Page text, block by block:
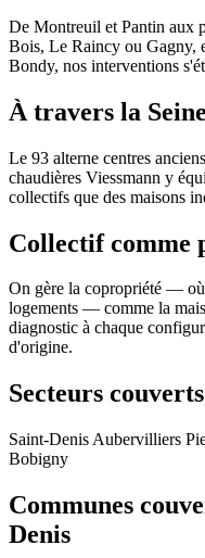
De Montreuil et Pantin aux
Bois, Le Raincy ou Gagny,
Bondy, nos interventions
À travers la
Le 93 alterne centres
chaudières Viessmann y
collectifs que des maisons
Collectif comme
On gère la copropriété —
logements — comme la
diagnostic à chaque
d'origine.
Secteurs
Saint-Denis Aubervilliers
Bobigny
Communes
Denis